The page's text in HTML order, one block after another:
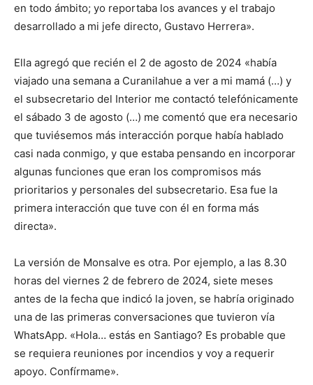
en todo ámbito; yo reportaba los avances y el trabajo
desarrollado a mi jefe directo, Gustavo Herrera».
Ella agregó que recién el 2 de agosto de 2024 «había
viajado una semana a Curanilahue a ver a mi mamá (…) y
el subsecretario del Interior me contactó telefónicamente
el sábado 3 de agosto (…) me comentó que era necesario
que tuviésemos más interacción porque había hablado
casi nada conmigo, y que estaba pensando en incorporar
algunas funciones que eran los compromisos más
prioritarios y personales del subsecretario. Esa fue la
primera interacción que tuve con él en forma más
directa».
La versión de Monsalve es otra. Por ejemplo, a las 8.30
horas del viernes 2 de febrero de 2024, siete meses
antes de la fecha que indicó la joven, se habría originado
una de las primeras conversaciones que tuvieron vía
WhatsApp. «Hola… estás en Santiago? Es probable que
se requiera reuniones por incendios y voy a requerir
apoyo. Confírmame».